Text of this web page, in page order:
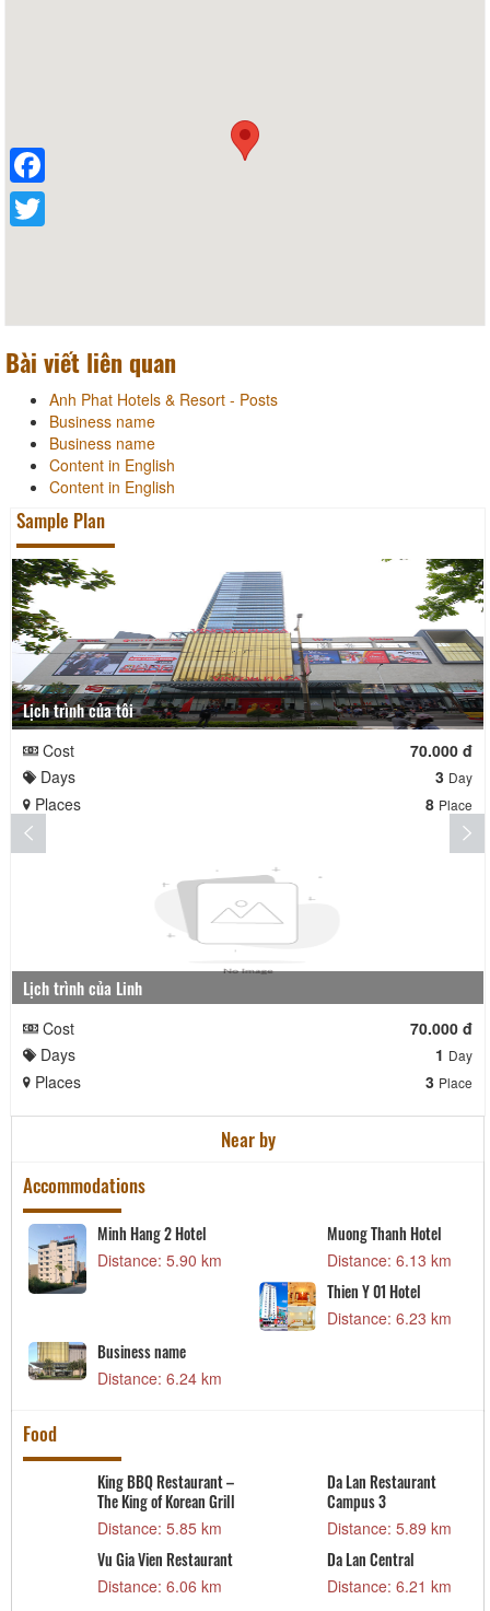
Bài viết liên quan
Anh Phat Hotels & Resort - Posts
Business name
Business name
Content in English
Content in English
Sample Plan
Lịch trình của tôi
Cost
70.000 đ
Days
3 Day
Places 8 Place
Lịch trình của Linh
Cost
70.000 đ
Days
1 Day
Places 3 Place
Near by
Accommodations
Minh Hang 2 Hotel
Distance: 5.90 km
Muong Thanh Hotel
Distance: 6.13 km
Thien Y 01 Hotel
Distance: 6.23 km
Business name
Distance: 6.24 km
Food
King BBQ Restaurant –
The King of Korean Grill
Distance: 5.85 km
Da Lan Restaurant
Campus 3
Distance: 5.89 km
Vu Gia Vien Restaurant
Distance: 6.06 km
Da Lan Central
Distance: 6.21 km
Facebook